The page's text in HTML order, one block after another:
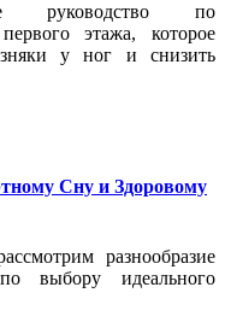
руководство по
этажа, которое
у ног и снизить
Сну и Здоровому
разнообразие
выбору идеального